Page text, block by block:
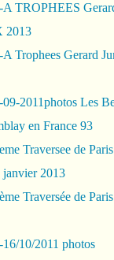
TROPHEES
2013
Trophees Gerard
2011photos Les
en France 93
Traversee de
janvier 2013
Traversée de
10/2011 photos